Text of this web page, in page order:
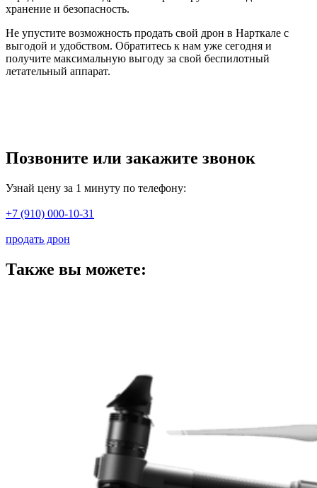
хранение и безопасность.
Не упустите возможность продать свой дрон в Нарткале с
выгодой и удобством. Обратитесь к нам уже сегодня и
получите максимальную выгоду за свой беспилотный
летательный аппарат.
Позвоните или закажите звонок
Узнай цену за 1 минуту по телефону:
+7 (910) 000-10-31
продать дрон
Также вы можете: